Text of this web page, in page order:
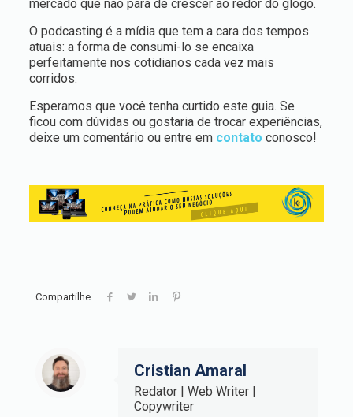
mercado que não para de crescer ao redor do glogo.
O podcasting é a mídia que tem a cara dos tempos
atuais: a forma de consumi-lo se encaixa
perfeitamente nos cotidianos cada vez mais
corridos.
Esperamos que você tenha curtido este guia. Se
ficou com dúvidas ou gostaria de trocar experiências,
deixe um comentário ou entre em contato conosco!
Compartilhe
Cristian Amaral
Redator | Web Writer |
Copywriter